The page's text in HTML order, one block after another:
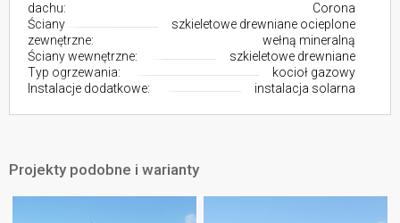
dachu:
Corona
Ściany
zewnętrzne:
szkieletowe drewniane ocieplone
wełną mineralną
Ściany wewnętrzne:
szkieletowe drewniane
Typ ogrzewania:
kocioł gazowy
Instalacje dodatkowe:
instalacja solarna
Projekty podobne i warianty